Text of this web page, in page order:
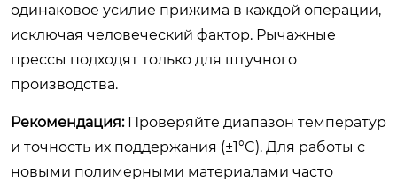
одинаковое усилие прижима в каждой операции,
исключая человеческий фактор. Рычажные
прессы подходят только для штучного
производства.
Рекомендация:Проверяйте диапазон температур
и точность их поддержания (±1°C). Для работы с
новыми полимерными материалами часто